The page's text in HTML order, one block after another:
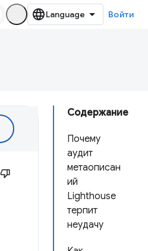
Войти
Содержание
Почему
аудит
метаописан
ий
Lighthouse
терпит
неудачу